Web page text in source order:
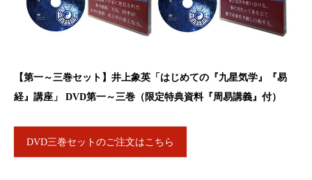
【第一～三巻セット】井上象英「はじめての『九星気学』『易
経』講座」 DVD第一～三巻（限定特典資料『周易講義』付）
DVD三巻セットのご注文はこちら